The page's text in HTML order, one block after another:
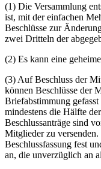
(1) Die Versammlung
ist, mit der einfachen
Beschlüsse zur
zwei Dritteln der
(2) Es kann eine
(3) Auf Beschluss der
können Beschlüsse der
Briefabstimmung gefasst
mindestens die Hälfte
Beschlussanträge sind
Mitglieder zu
Beschlussfassung fest
an, die unverzüglich an